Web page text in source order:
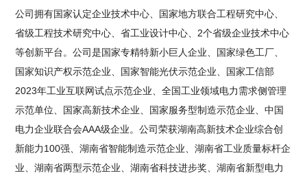
公司拥有国家认定企业技术中心、国家地方联合工程研究中心、
省级工程技术研究中心、省工业设计中心、2个省级企业技术中心
等创新平台。公司是国家专精特新小巨人企业、国家绿色工厂、
国家知识产权示范企业、国家智能光伏示范企业、国家工信部
2023年工业互联网试点示范企业、全国工业领域电力需求侧管理
示范单位、国家高新技术企业、国家服务型制造示范企业、中国
电力企业联合会AAA级企业。公司荣获湖南高新技术企业综合创
新能力100强、湖南省智能制造示范企业、湖南省工业质量标杆企
业、湖南省两型示范企业、湖南省科技进步奖、湖南省新型电力